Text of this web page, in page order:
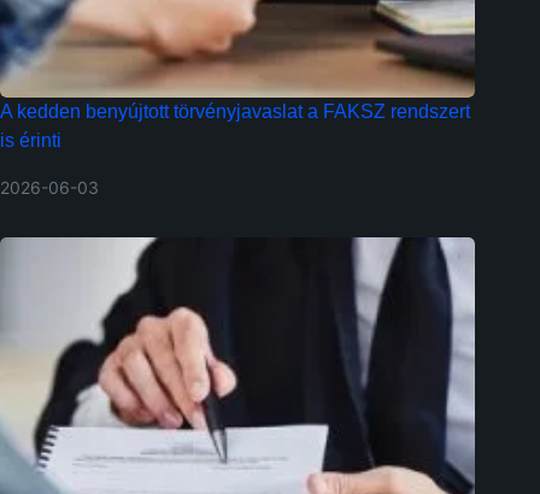
A kedden benyújtott törvényjavaslat a FAKSZ rendszert
is érinti
2026-06-03